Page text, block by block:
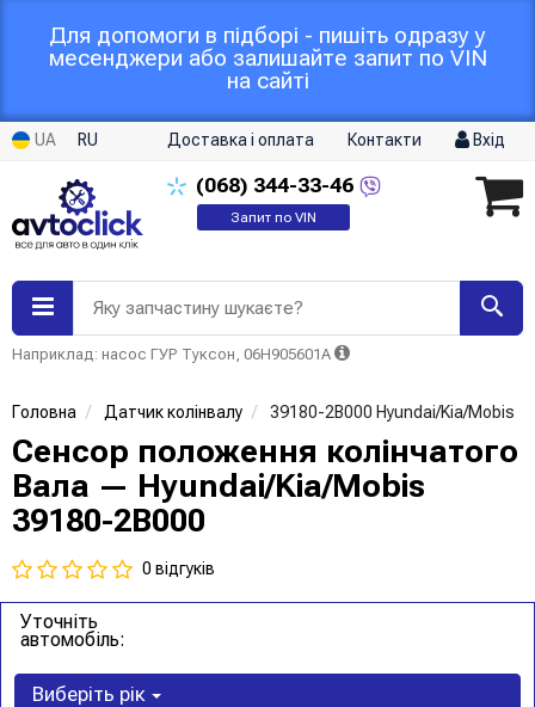
Для допомоги в підборі - пишіть одразу у
месенджери або залишайте запит по VIN
на сайті
UA RU Доставка і оплата Контакти Вхід
(068) 344-33-46
Запит по VIN
Яку запчастину шукаєте?
Наприклад: насос ГУР Туксон, 06H905601A
Головна Датчик колінвалу 39180-2B000 Hyundai/Kia/Mobis
Сенсор положення колінчатого
Вала — Hyundai/Kia/Mobis
39180-2B000
0 відгуків
Уточніть
автомобіль:
Виберіть рік